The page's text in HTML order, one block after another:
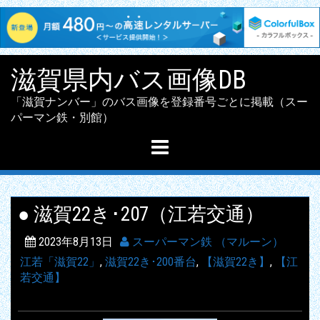
content
滋賀県内バス画像DB
「滋賀ナンバー」のバス画像を登録番号ごとに掲載（スー
パーマン鉄・別館）
● 滋賀22き･207（江若交通）
2023年8月13日
スーパーマン鉄 （マルーン）
江若「滋賀22」 , 滋賀22き･200番台, 【滋賀22き】 ,
【江
若交通】